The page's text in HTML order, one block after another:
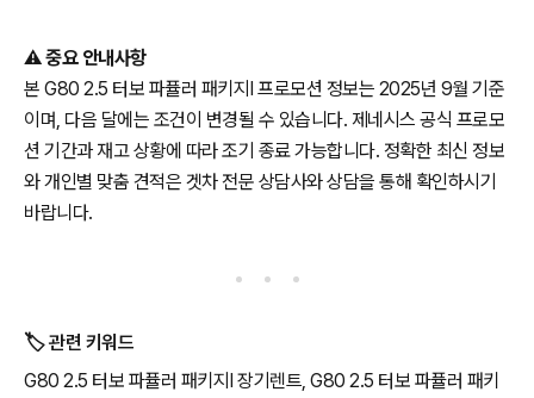
⚠️중요 안내사항
본 G80 2.5 터보 파퓰러 패키지Ⅰ 프로모션 정보는 2025년 9월 기준
이며, 다음 달에는 조건이 변경될 수 있습니다. 제네시스 공식 프로모
션 기간과 재고 상황에 따라 조기 종료 가능합니다. 정확한 최신 정보
와 개인별 맞춤 견적은 겟차 전문 상담사와 상담을 통해 확인하시기
바랍니다.
🏷️ 관련 키워드
G80 2.5 터보 파퓰러 패키지Ⅰ 장기렌트, G80 2.5 터보 파퓰러 패키